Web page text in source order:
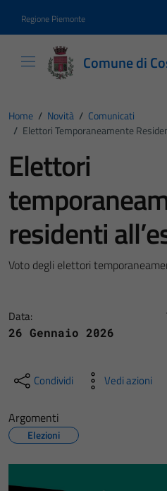
Regione Piemonte
Comune di
Home / Novità / Comunicati
/ Elettori Temporaneamente
Elettori
residenti
Voto degli elettori
Data:
26 Gennaio 2026
Condividi Vedi azioni
Argomenti
Elezioni